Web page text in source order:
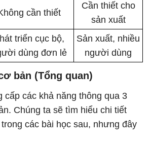
cần thiết
Cần thiết cho
sản xuất
triển cục bộ,
dùng đơn lẻ
Sản xuất, nhiều
người dùng
bản (Tổng quan)
cấp các khả năng thông qua 3
Chúng ta sẽ tìm hiểu chi tiết
các bài học sau, nhưng đây